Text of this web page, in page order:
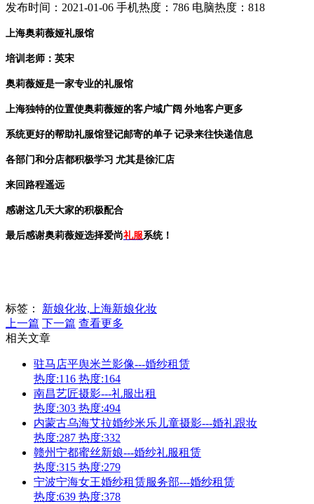
发布时间：2021-01-06 手机热度：786 电脑热度：818
上海奥莉薇娅礼服馆
培训老师：英宋
奥莉薇娅是一家专业的礼服馆
上海独特的位置使奥莉薇娅的客户域广阔 外地客户更多
系统更好的帮助礼服馆登记邮寄的单子 记录来往快递信息
各部门和分店都积极学习 尤其是徐汇店
来回路程遥远
感谢这几天大家的积极配合
最后感谢奥莉薇娅选择爱尚礼服 系统！
标签： 新娘化妆,上海新娘化妆
上一篇 下一篇 查看更多
相关文章
驻马店平舆米兰影像---婚纱租赁
热度:116 热度:164
南昌艺匠摄影---礼服出租
热度:303 热度:494
内蒙古乌海艾拉婚纱米乐儿童摄影---婚礼跟妆
热度:287 热度:332
赣州宁都蜜丝新娘---婚纱礼服租赁
热度:315 热度:279
宁波宁海女王婚纱租赁服务部---婚纱租赁
热度:639 热度:378